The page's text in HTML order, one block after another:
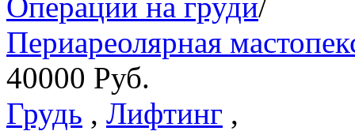
Периареолярная
40000 Руб.
Грудь , Лифтинг ,